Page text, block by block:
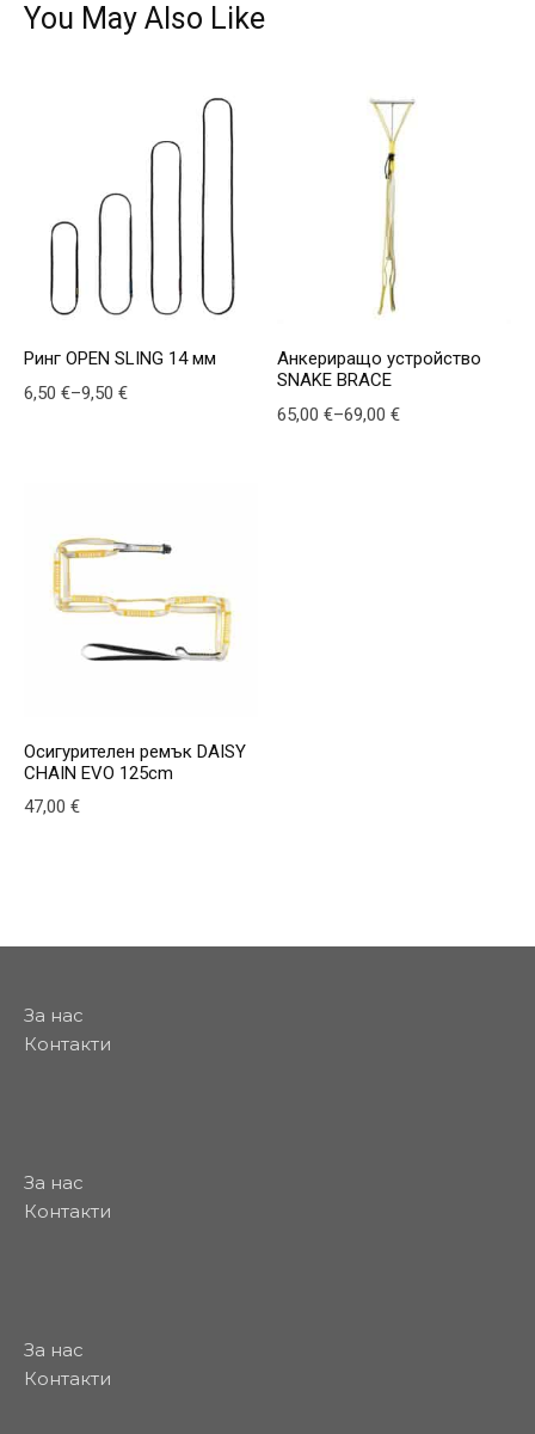
You May Also Like
Ринг OPEN SLING 14 мм
6,50 €–9,50 €
Price range: 6,50 € through 9,50 €
This product has multiple variants. The options may
Анкериращо устройство
SNAKE BRACE
65,00€–69,00€
Price range: 65,00 € through
Осигурителен ремък DAISY
CHAIN EVO 125cm
47,00 €
За нас
Контакти
За нас
Контакти
За нас
Контакти